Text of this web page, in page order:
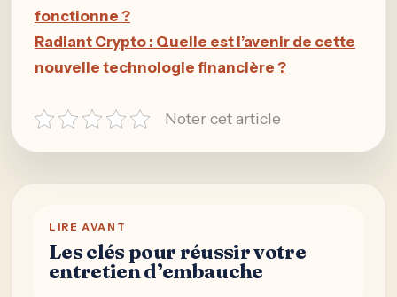
fonctionne ?
Radiant Crypto : Quelle est l’avenir de cette
nouvelle technologie financière ?
Noter cet article
LIRE AVANT
Les clés pour réussir votre
entretien d’embauche